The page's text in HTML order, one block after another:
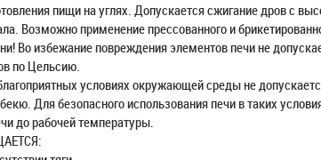
пищи на углях. Допускается сжигание дров с
Возможно применение прессованного и
Во избежание повреждения элементов печи не
по Цельсию.
условиях окружающей среды не
Для безопасного использования печи в таких
до рабочей температуры.